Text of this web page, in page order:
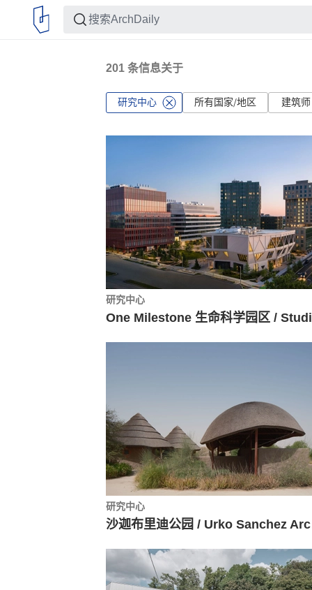
201 条信息关于
研究中心 所有国家/地区 建筑师
研究中心
研究中心